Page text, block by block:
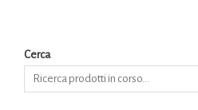
Cerca